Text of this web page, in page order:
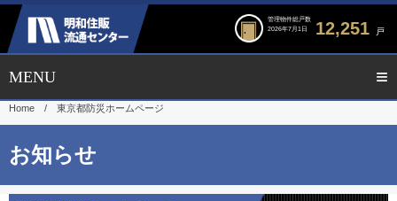
管理物件総戸数
2026年7月1日
12,251 戸
Home / 東京都防災ホームページ